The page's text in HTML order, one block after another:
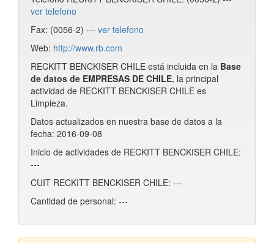
ver telefono
Fax: (0056-2) --- ver telefono
Web: http://www.rb.com
RECKITT BENCKISER CHILE está incluida en la Base
de datos de EMPRESAS DE CHILE, la principal
actividad de RECKITT BENCKISER CHILE es
Limpieza.
Datos actualizados en nuestra base de datos a la
fecha: 2016-09-08
Inicio de actividades de RECKITT BENCKISER CHILE:
---
CUIT RECKITT BENCKISER CHILE: ---
Cantidad de personal: ---